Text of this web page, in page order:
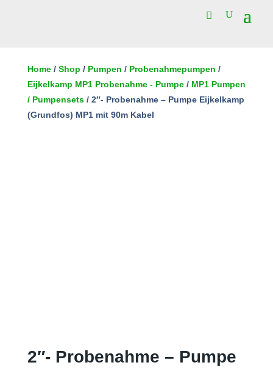
Probenahme
Eijkelkamp
In den Warenkorb
Home/ Shop / Pumpen / Probenahmepumpen /
Eijkelkamp MP1 Probenahme - Pumpe/ MP1 Pumpen
/ Pumpensets/ 2″- Probenahme – Pumpe Eijkelkamp
(Grundfos) MP1 mit 90m Kabel
2″- Probenahme – Pumpe